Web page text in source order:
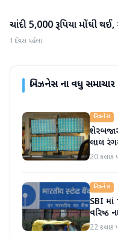
બિઝનેસ
ચાંદી 5,000 રૂપિયા મોંઘી
1 દિવસ પહેલા
બિઝનેસના વધુ સમાચાર
બિઝનેસ
લાલ
20 કલાક
બિઝનેસ
SBI માં
વરિષ્ઠ
22 કલાક